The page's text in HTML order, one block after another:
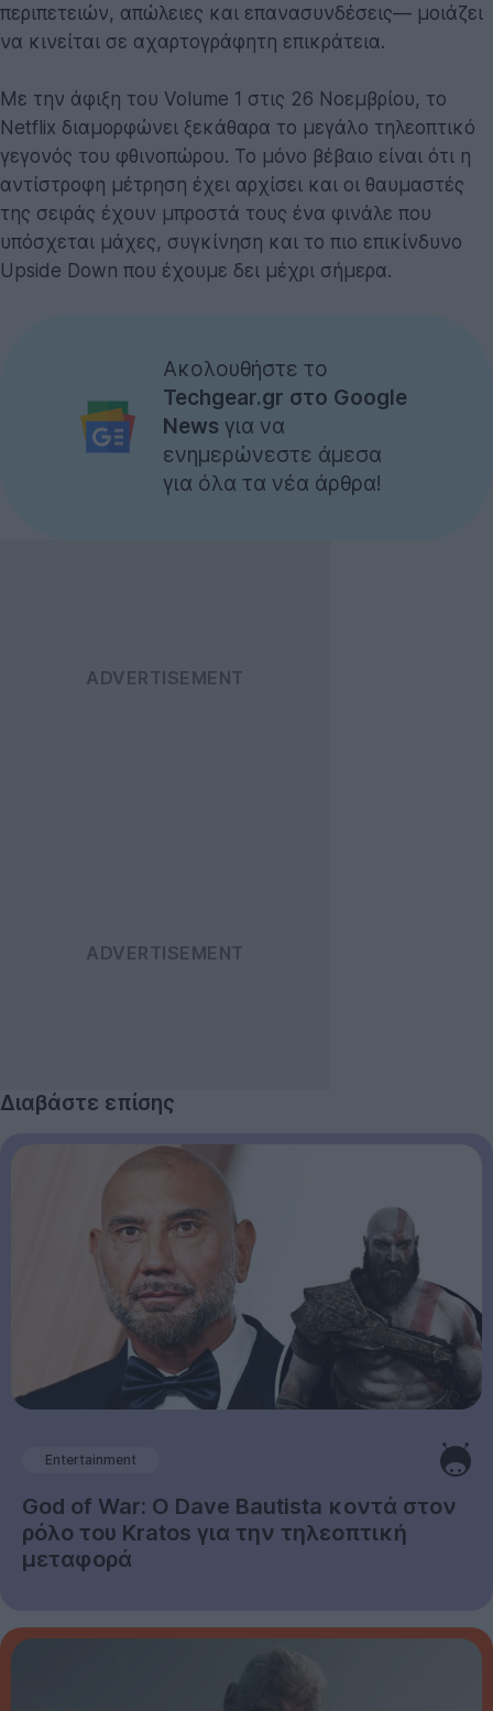
περιπετειών, απώλειες και επανασυνδέσεις— μοιάζει
να κινείται σε αχαρτογράφητη επικράτεια.
Με την άφιξη του Volume 1 στις 26 Νοεμβρίου, το
Netflix διαμορφώνει ξεκάθαρα το μεγάλο τηλεοπτικό
γεγονός του φθινοπώρου. Το μόνο βέβαιο είναι ότι η
αντίστροφη μέτρηση έχει αρχίσει και οι θαυμαστές
της σειράς έχουν μπροστά τους ένα φινάλε που
υπόσχεται μάχες, συγκίνηση και το πιο επικίνδυνο
Upside Down που έχουμε δει μέχρι σήμερα.
Ακολουθήστε το
Techgear.gr στο Google
News για να
ενημερώνεστε άμεσα
για όλα τα νέα άρθρα!
Διαβάστε επίσης
Entertainment
God of War: Ο Dave Bautista κοντά στον
ρόλο του Kratos για την τηλεοπτική
μεταφορά